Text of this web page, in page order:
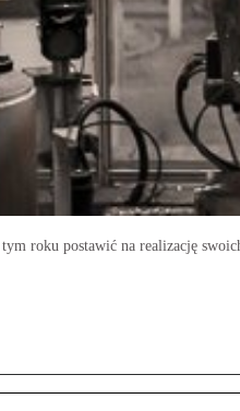
roku postawić na realizację